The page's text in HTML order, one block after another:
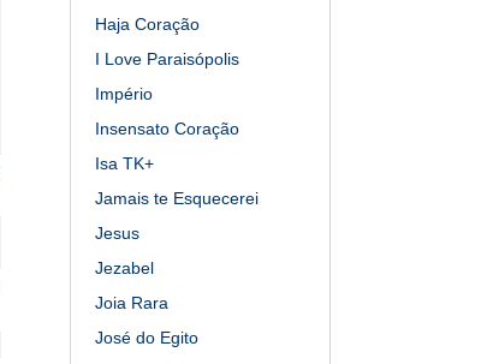
Haja Coração
I Love Paraisópolis
Império
Insensato Coração
Isa TK+
Jamais te Esquecerei
Jesus
Jezabel
Joia Rara
José do Egito